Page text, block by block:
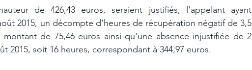
de 426,43 euros, seraient justifiés, l'appelant ayant
2015, un décompte d'heures de récupération négatif de 3,5
de 75,46 euros ainsi qu'une absence injustifiée de 2
2015, soit 16 heures, correspondant à 344,97 euros.